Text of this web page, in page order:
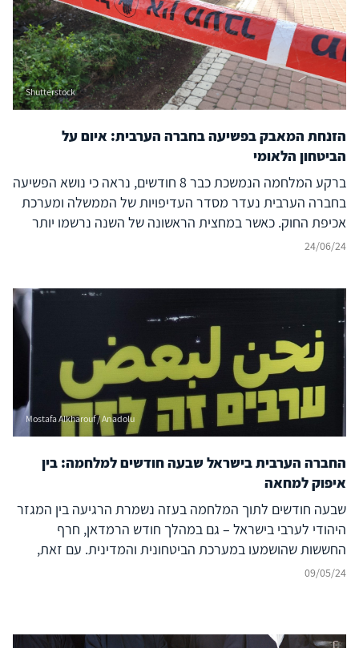
Shutterstock
הזנחת המאבק בפשיעה בחברה הערבית: איום על
הביטחון הלאומי
ברקע המלחמה הנמשכת כבר 8 חודשים, נראה כי נושא הפשיעה
בחברה הערבית נעדר מסדר העדיפויות של הממשלה ומערכת
אכיפת החוק. כאשר במחצית הראשונה של השנה נרשמו יותר
ממאה נרצחים במגזר הערבי, המשך הזנחת ההתמודדות עם
24/06/24
Mostafa Alkharouf / Anadolu
החברה הערבית בישראל שבעה חודשים למלחמה: בין
איפוק למחאה
שבעה חודשים לתוך המלחמה בעזה נשמרת הרגיעה בין המגזר
היהודי לערבי בישראל – גם במהלך חודש הרמדאן, חרף
החששות שהושמעו במערכת הביטחונית והמדינית. עם זאת,
במציאות הקשה של המלחמה הנמשכת, צפות ועולות סכנות
09/05/24